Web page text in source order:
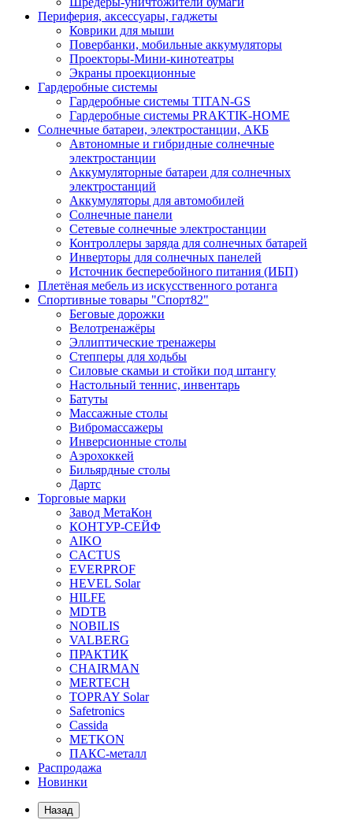
Периферия, аксессуары, гаджеты
Коврики для мыши
Повербанки, мобильные аккумуляторы
Проекторы-Мини-кинотеатры
Экраны проекционные
Гардеробные системы
Гардеробные системы TITAN-GS
Гардеробные системы PRAKTIK-HOME
Солнечные батареи, электростанции, АКБ
Автономные и гибридные солнечные
электростанции
Аккумуляторные батареи для солнечных
электростанций
Аккумуляторы для автомобилей
Солнечные панели
Сетевые солнечные электростанции
Контроллеры заряда для солнечных батарей
Инверторы для солнечных панелей
Источник бесперебойного питания (ИБП)
Плетёная мебель из искусственного ротанга
Спортивные товары "Спорт82"
Беговые дорожки
Велотренажёры
Эллиптические тренажеры
Степперы для ходьбы
Силовые скамьи и стойки под штангу
Настольный теннис, инвентарь
Батуты
Массажные столы
Вибромассажеры
Инверсионные столы
Аэрохоккей
Бильярдные столы
Дартс
Торговые марки
Завод МетаКон
КОНТУР-СЕЙФ
AIKO
CACTUS
EVERPROF
HEVEL Solar
HILFE
MDTB
NOBILIS
VALBERG
ПРАКТИК
CHAIRMAN
MERTECH
TOPRAY Solar
Safetronics
Cassida
METKON
ПАКС-металл
Распродажа
Новинки
Назад